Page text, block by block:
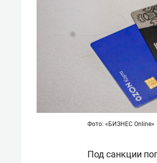
Фото: «БИЗНЕС Online»
Под санкции